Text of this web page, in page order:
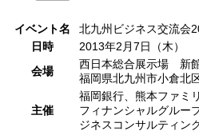
イベント名
北九州ビジネス交流会
日時
2013年2月7日（木）
会場
西日本総合展示場 新
福岡県北九州市小倉北
主催
福岡銀行、熊本ファミ
フィナンシャルグルー
ジネスコンサルティン